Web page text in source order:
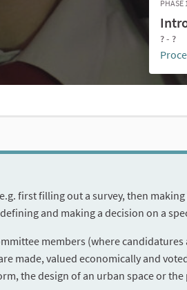
PHASE
? - ?
first filling out a survey, then
and making a decision on a
members (where
made, valued economically and
the design of an urban space or